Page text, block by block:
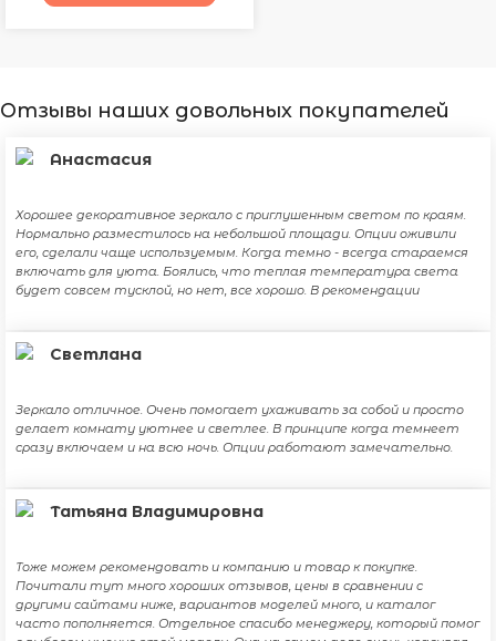
Отзывы наших довольных покупателей
Анастасия
Хорошее декоративное зеркало с приглушенным светом по краям.
Нормально разместилось на небольшой площади. Опции оживили
его, сделали чаще используемым. Когда темно - всегда стараемся
включать для уюта. Боялись, что теплая температура света
будет совсем тусклой, но нет, все хорошо. В рекомендации
Светлана
Зеркало отличное. Очень помогает ухаживать за собой и просто
делает комнату уютнее и светлее. В принципе когда темнеет
сразу включаем и на всю ночь. Опции работают замечательно.
Татьяна Владимировна
Тоже можем рекомендовать и компанию и товар к покупке.
Почитали тут много хороших отзывов, цены в сравнении с
другими сайтами ниже, вариантов моделей много, и каталог
часто пополняется. Отдельное спасибо менеджеру, который помог